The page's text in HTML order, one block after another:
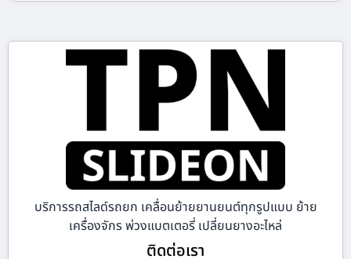
บริการรถสไลด์รถยก เคลื่อนย้ายยานยนต์ทุกรูปแบบ ย้าย
เครื่องจักร พ่วงแบตเตอรี่ เปลี่ยนยางอะไหล่
ติดต่อเรา